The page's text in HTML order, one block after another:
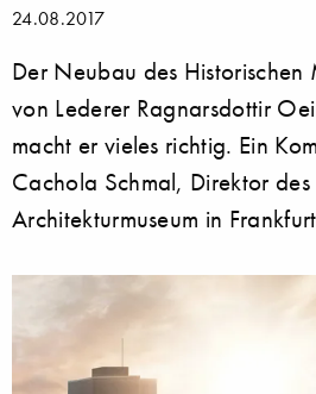
24.08.2017
Der Neubau des Historischen
von Lederer Ragnarsdottir
macht er vieles richtig. Ein
Cachola Schmal, Direktor des
Architekturmuseum in